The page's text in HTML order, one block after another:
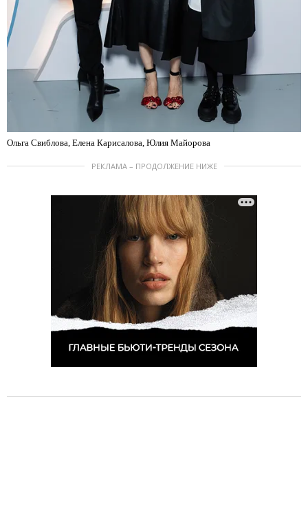
Ольга Свиблова, Елена Карисалова, Юлия Майорова
РЕКЛАМА – ПРОДОЛЖЕНИЕ НИЖЕ